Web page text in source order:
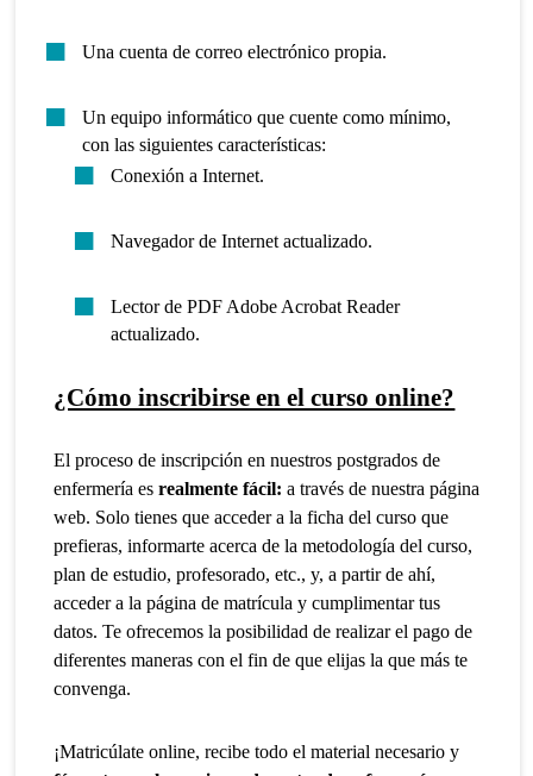
Una cuenta de correo electrónico propia.
Un equipo informático que cuente como mínimo,
con las siguientes características:
Conexión a Internet.
Navegador de Internet actualizado.
Lector de PDF Adobe Acrobat Reader
actualizado.
¿Cómo inscribirse en el curso online?
El proceso de inscripción en nuestros postgrados de
enfermería esrealmente fácil:a través de nuestra página
web. Solo tienes que acceder a la ficha del curso que
prefieras, informarte acerca de la metodología del curso,
plan de estudio, profesorado, etc., y, a partir de ahí,
acceder a la página de matrícula y cumplimentar tus
datos. Te ofrecemos la posibilidad de realizar el pago de
diferentes maneras con el fin de que elijas la que más te
convenga.
¡Matricúlate online, recibe todo el material necesario y